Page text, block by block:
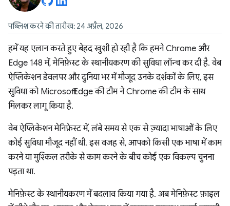
पब्लिश करने की तारीख: 24 अप्रैल, 2026
हमें यह एलान करते हुए बेहद खुशी हो रही है कि हमने Chrome और
Edge 148 में, मेनिफ़ेस्ट के स्थानीयकरण की सुविधा लॉन्च कर दी है. वेब
ऐप्लिकेशन डेवलपर और दुनिया भर में मौजूद उनके दर्शकों के लिए, इस
सुविधा को Microsoft Edge की टीम ने Chrome की टीम के साथ
मिलकर लागू किया है.
वेब ऐप्लिकेशन मेनिफ़ेस्ट में, लंबे समय से एक से ज़्यादा भाषाओं के लिए
कोई सुविधा मौजूद नहीं थी. इस वजह से, आपको किसी एक भाषा में काम
करने या मुश्किल तरीके से काम करने के बीच कोई एक विकल्प चुनना
पड़ता था.
मेनिफ़ेस्ट के स्थानीयकरण में बदलाव किया गया है. अब मेनिफ़ेस्ट फ़ाइल